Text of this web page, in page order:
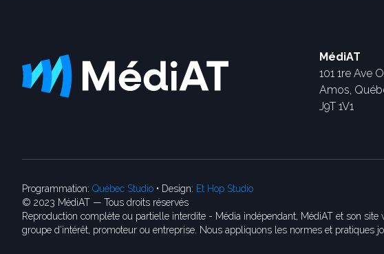
MédiAT
101 1re Ave O
Amos,
J9T 1V1
Programmation: Québec Studio • Design: Et Hop Studio
© 2023 MédiAT — Tous droits réservés
Reproduction complète ou partielle interdite - Média indépendant, MédiAT et son
groupe d’intérêt, promoteur ou entreprise. Nous appliquons les normes et pratiques